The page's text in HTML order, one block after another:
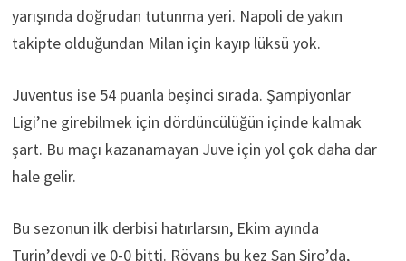
yarışında doğrudan tutunma yeri. Napoli de yakın
takipte olduğundan Milan için kayıp lüksü yok.
Juventus ise 54 puanla beşinci sırada. Şampiyonlar
Ligi’ne girebilmek için dördüncülüğün içinde kalmak
şart. Bu maçı kazanamayan Juve için yol çok daha dar
hale gelir.
Bu sezonun ilk derbisi hatırlarsın, Ekim ayında
Turin’deydi ve 0-0 bitti. Rövanş bu kez San Siro’da,